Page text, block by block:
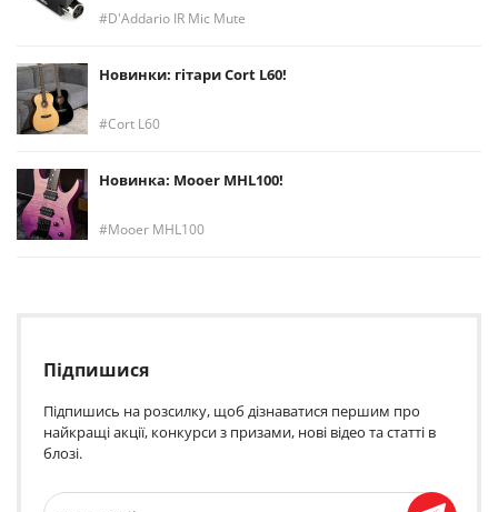
D'Addario IR Mic Mute
Новинки: гітари Cort L60!
Cort L60
Новинка: Mooer MHL100!
Mooer MHL100
Підпишися
Підпишись на розсилку, щоб дізнаватися першим про
найкращі акції, конкурси з призами, нові відео та статті в
блозі.